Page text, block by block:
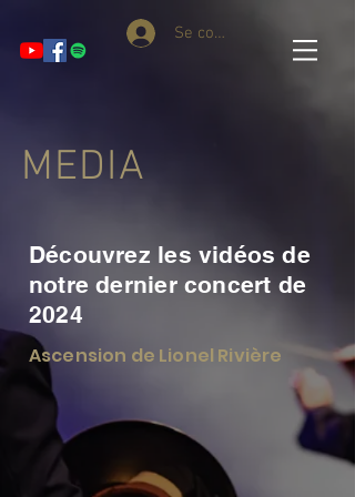
Se connecter
MEDIA
Découvrez les vidéos de
notre dernier concert de
2024
Ascension de Lionel Rivière